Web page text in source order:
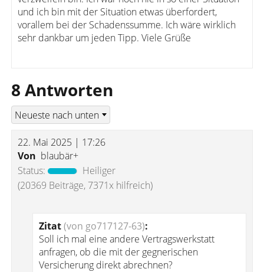
und ich bin mit der Situation etwas überfordert,
vorallem bei der Schadenssumme. Ich wäre wirklich
sehr dankbar um jeden Tipp. Viele Grüße
8 Antworten
22. Mai 2025 | 17:26
Von blaubär+
Status:
Heiliger
(20369 Beiträge, 7371x hilfreich)
Zitat(von go717127-63):
Soll ich mal eine andere Vertragswerkstatt
anfragen, ob die mit der gegnerischen
Versicherung direkt abrechnen?